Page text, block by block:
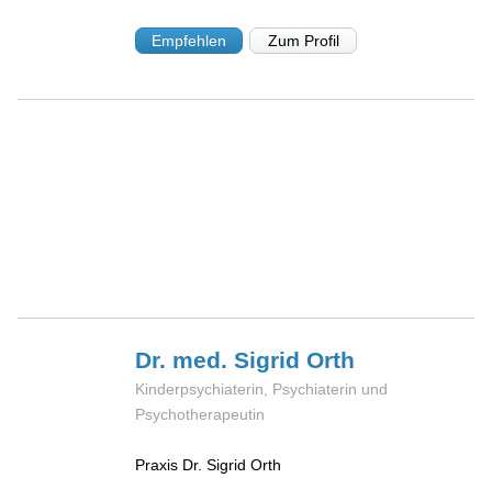
Empfehlen Zum Profil
Dr. med. Sigrid Orth
Kinderpsychiaterin, Psychiaterin und
Psychotherapeutin
Praxis Dr. Sigrid Orth